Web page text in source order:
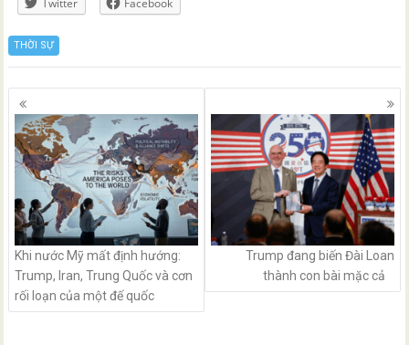
THỜI SỰ
Posts
navigation
Khi nước Mỹ mất định hướng:
Trump, Iran, Trung Quốc và cơn
rối loạn của một đế quốc
Trump đang biến Đài Loan
thành con bài mặc cả